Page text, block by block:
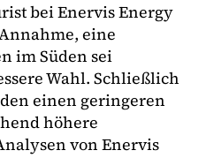
bei Enervis Energy
eine
im Süden sei
Wahl. Schließlich
einen geringeren
höhere
von Enervis